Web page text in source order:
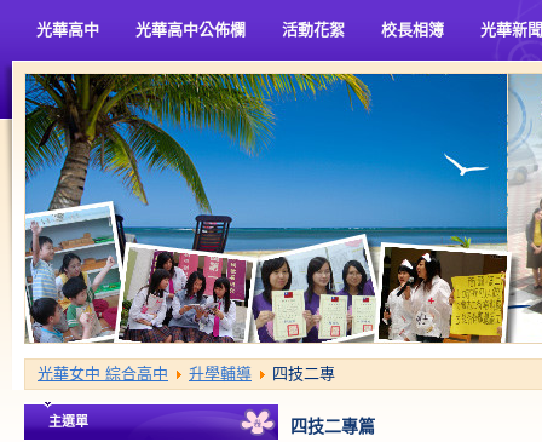
光華高中 光華高中公佈欄 活動花絮 校長相簿 光華新
光華女中 綜合高中 升學輔導 四技二專
主選單 四技二專篇